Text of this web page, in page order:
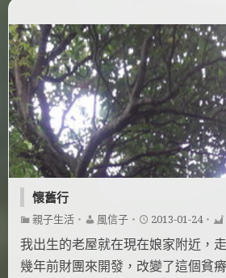
懷舊行
親子生活 ・ 風信子 ・ 2013-01-24・
我出生的老屋就在現在娘家附近，
幾年前財團來開發，改變了這個貧